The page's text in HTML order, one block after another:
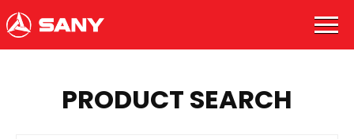
PRODUCT SEARCH